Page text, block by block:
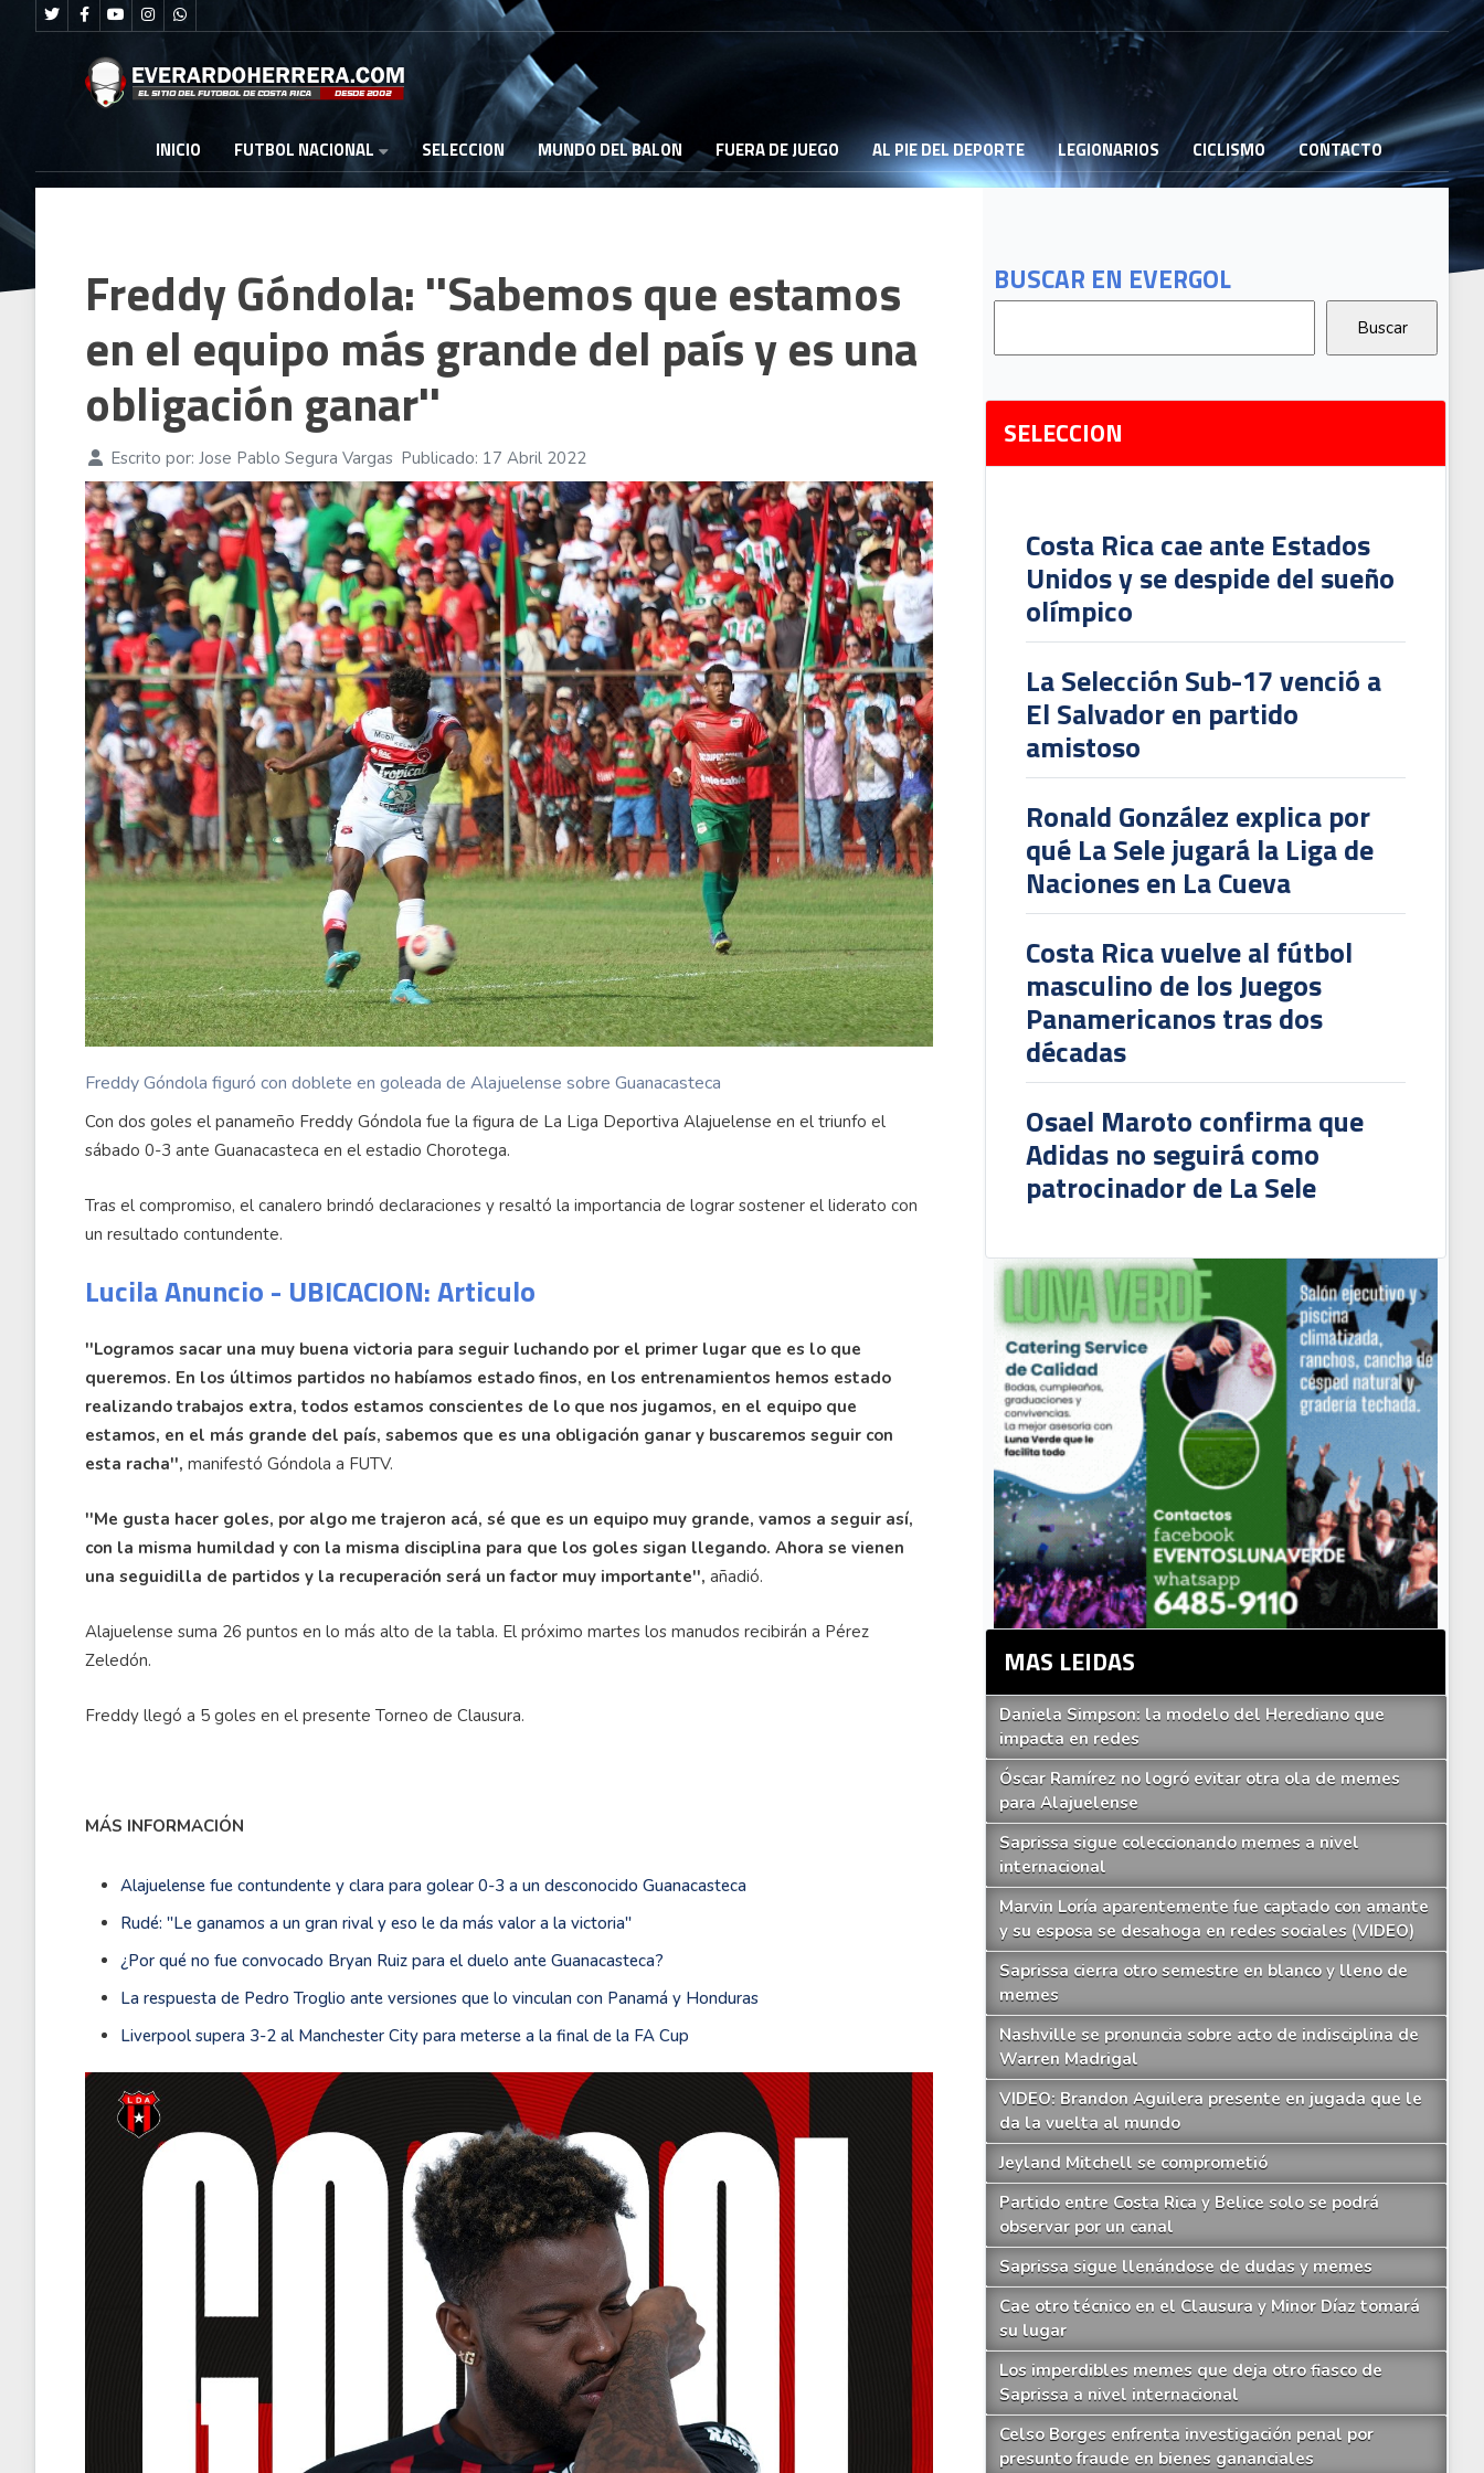
INICIO FUTBOL NACIONAL SELECCION MUNDO DEL BALON FUERA DE JUEGO AL PIE DEL DEPORTE LEGIONARIOS CICLISMO CONTACTO
BUSCAR EN EVERGOL
SELECCION
Costa Rica cae ante Estados
Unidos y se despide del sueño
olímpico
La Selección Sub-17 venció a
El Salvador en partido
amistoso
Ronald González explica por
qué La Sele jugará la Liga de
Naciones en La Cueva
Costa Rica vuelve al fútbol
masculino de los Juegos
Panamericanos tras dos
décadas
Osael Maroto confirma que
Adidas no seguirá como
patrocinador de La Sele
MAS LEIDAS
Daniela Simpson: la modelo del Herediano que
impacta en redes
Óscar Ramírez no logró evitar otra ola de memes
para Alajuelense
Saprissa sigue coleccionando memes a nivel
internacional
Marvin Loría aparentemente fue captado con amante
y su esposa se desahoga en redes sociales (VIDEO)
Saprissa cierra otro semestre en blanco y lleno de
memes
Nashville se pronuncia sobre acto de indisciplina de
Warren Madrigal
VIDEO: Brandon Aguilera presente en jugada que le
da la vuelta al mundo
Jeyland Mitchell se comprometió
Partido entre Costa Rica y Belice solo se podrá
observar por un canal
Saprissa sigue llenándose de dudas y memes
Cae otro técnico en el Clausura y Minor Díaz tomará
su lugar
Los imperdibles memes que deja otro fiasco de
Saprissa a nivel internacional
Celso Borges enfrenta investigación penal por
presunto fraude en bienes gananciales
Freddy Góndola: ''Sabemos que estamos
en el equipo más grande del país y es una
obligación ganar''
Escrito por: Jose Pablo Segura Vargas Publicado: 17 Abril 2022
Freddy Góndola figuró con doblete en goleada de Alajuelense sobre Guanacasteca
Con dos goles el panameño Freddy Góndola fue la figura de La Liga Deportiva Alajuelense en el triunfo el
sábado 0-3 ante Guanacasteca en el estadio Chorotega.
Tras el compromiso, el canalero brindó declaraciones y resaltó la importancia de lograr sostener el liderato con
un resultado contundente.
Lucila Anuncio - UBICACION: Articulo
''Logramos sacar una muy buena victoria para seguir luchando por el primer lugar que es lo que
queremos. En los últimos partidos no habíamos estado finos, en los entrenamientos hemos estado
realizando trabajos extra, todos estamos conscientes de lo que nos jugamos, en el equipo que
estamos, en el más grande del país, sabemos que es una obligación ganar y buscaremos seguir con
esta racha'', manifestó Góndola a FUTV.
''Me gusta hacer goles, por algo me trajeron acá, sé que es un equipo muy grande, vamos a seguir así,
con la misma humildad y con la misma disciplina para que los goles sigan llegando. Ahora se vienen
una seguidilla de partidos y la recuperación será un factor muy importante'', añadió.
Alajuelense suma 26 puntos en lo más alto de la tabla. El próximo martes los manudos recibirán a Pérez
Zeledón.
Freddy llegó a 5 goles en el presente Torneo de Clausura.
MÁS INFORMACIÓN
Alajuelense fue contundente y clara para golear 0-3 a un desconocido Guanacasteca
Rudé: ''Le ganamos a un gran rival y eso le da más valor a la victoria''
¿Por qué no fue convocado Bryan Ruiz para el duelo ante Guanacasteca?
La respuesta de Pedro Troglio ante versiones que lo vinculan con Panamá y Honduras
Liverpool supera 3-2 al Manchester City para meterse a la final de la FA Cup